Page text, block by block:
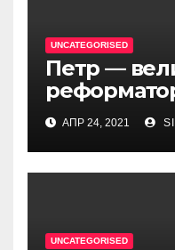
UNCATEGORISED
Петр —
правление
истории
признание
АПР 24, 2021
UNCATEGORISED